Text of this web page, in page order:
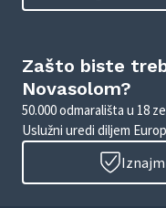
Zašto biste
Novasolom?
50.000 odmarališta u 18
Uslužni uredi diljem